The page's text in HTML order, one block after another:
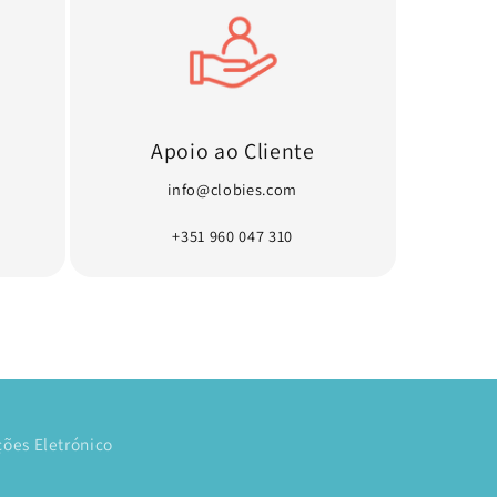
Apoio ao Cliente
info@clobies.com
+351 960 047 310
Eletrónico